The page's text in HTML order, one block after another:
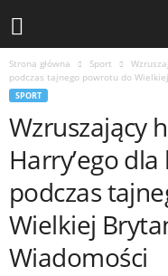
Strona główna Sport
podczas tajnego powrotu do
SPORT
Wzruszający
Harry’ego
podczas
Wielkiej
Wiadomości